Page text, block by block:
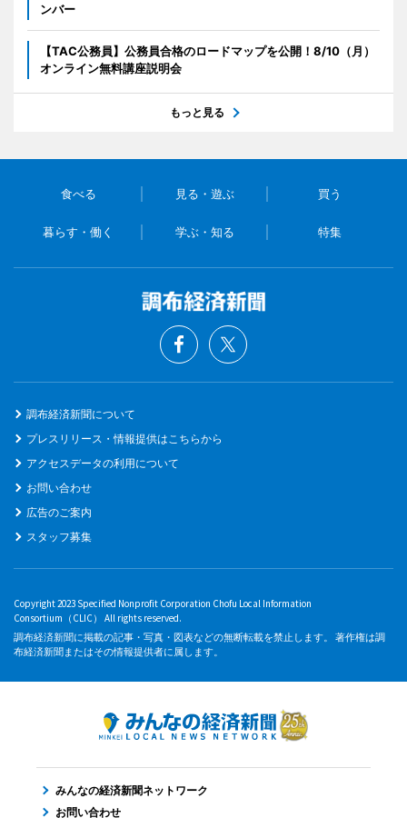
ンバー
【TAC公務員】公務員合格のロードマップを公開！8/10（月）
オンライン無料講座説明会
もっと見る
食べる 見る・遊ぶ 買う
暮らす・働く 学ぶ・知る 特集
調布経済新聞について
プレスリリース・情報提供はこちらから
アクセスデータの利用について
お問い合わせ
広告のご案内
スタッフ募集
Copyright 2023 Specified Nonprofit Corporation Chofu Local Information
Consortium（CLIC） All rights reserved.
調布経済新聞に掲載の記事・写真・図表などの無断転載を禁止します。 著作権は調
布経済新聞またはその情報提供者に属します。
みんなの経済新聞ネットワーク
お問い合わせ